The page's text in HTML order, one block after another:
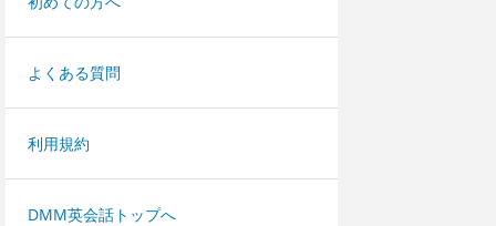
よくある質問
利用規約
DMM英会話トップへ